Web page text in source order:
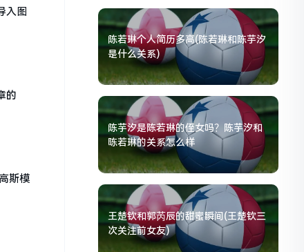
入图
的
斯模
陈若琳个人简历多高(陈若琳和陈芋汐
是什么关系)
陈芋汐是陈若琳的侄女吗？陈芋汐和
陈若琳的关系怎么样
王楚钦和郭芮辰的甜蜜瞬间(王楚钦三
次关注前女友)